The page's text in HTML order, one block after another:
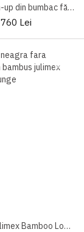
Sutien push-up din bumbac fără sârmă Lisca Rainbow
760 Lei
Bustieră Julimex Bamboo Lounge Black